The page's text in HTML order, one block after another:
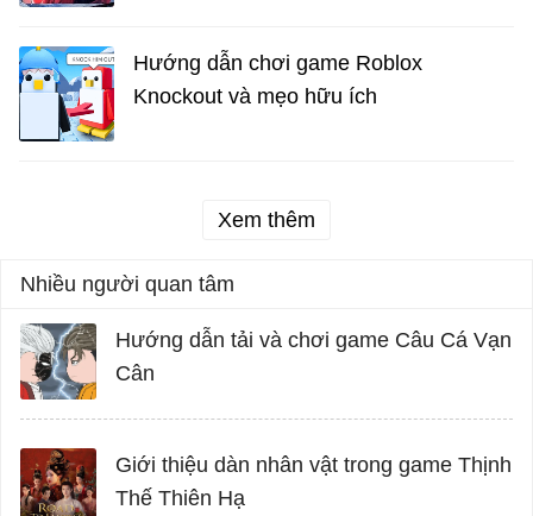
Hướng dẫn chơi game Roblox
Knockout và mẹo hữu ích
Xem thêm
Nhiều người quan tâm
Hướng dẫn tải và chơi game Câu Cá Vạn
Cân
Giới thiệu dàn nhân vật trong game Thịnh
Thế Thiên Hạ